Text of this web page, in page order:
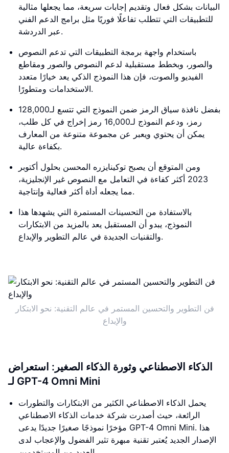
البيانات بشكل فعال وتقديم إجابات سريعة، مما يجعلها مثالية
للتطبيقات التي تتطلب تفاعلًا فوريًا مثل برامج الدعم الفني
عبر الدردشة.
باستخدام واجهة برمجة التطبيقات التي تدعم النصوص
والصور، وبخطط مستقبلية لدعم النصوص والصور ومقاطع
الفيديو والصوت، فإن هذا النموذج الذكي يعد خيارًا متعدد
الاستخدامات ومتطورًا.
بفضل نافذة سياق الرمز ضمن النموذج التي تتسع لـ128,000
رمز، ودعم النموذج لـ16,000 رمز إخراج في كل طلب،
يمكن أن يحتوي ويعبر عن مجموعة متنوعة من المعارف
بكفاءة عالية.
ومن المتوقع أن يصبح توكينايزره المحسن بحلول أكتوبر
2023 أكثر كفاءة في التعامل مع النصوص غير الإنجليزية،
مما يجعله أداة أكثر فعالية وإنتاجية.
بالاستفادة من التحسينات المستمرة التي يشهدها هذا
النموذج، يبدو أن المستقبل يعد بالمزيد من الابتكارات
والتقنيات الجديدة في عالم التطوير والإبداع.
فن التطوير والتحسين المستمر في عالم التقنية: نحو الابتكار
والإبداع
الذكاء الاصطناعي وثورة الذكاء الصغير: استعراض
لـ GPT-4 Omni Mini
يحمل الذكاء الاصطناعي الكثير من الابتكارات والتطورات
الرائعة، حيث أصدرت شركة خدمات الذكاء الاصطناعي
مؤخرًا نموذجًا صغيرًا جديدًا يدعى GPT-4 Omni Mini. هذا
الإصدار الجديد يُعتبر تقنية مبهرة تثير الفضول والإعجاب لدى